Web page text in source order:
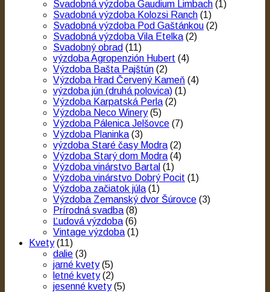
Svadobná výzdoba Gaudium Limbach (1)
Svadobná výzdoba Kolozsi Ranch (1)
Svadobná výzdoba Pod Gaštánkou (2)
Svadobná výzdoba Vila Etelka (2)
Svadobný obrad (11)
výzdoba Agropenzión Hubert (4)
Výzdoba Bašta Pajštún (2)
Výzdoba Hrad Červený Kameň (4)
výzdoba jún (druhá polovica) (1)
Výzdoba Karpatská Perla (2)
Výzdoba Neco Winery (5)
Výzdoba Pálenica Jelšovce (7)
Výzdoba Planinka (3)
výzdoba Staré časy Modra (2)
Výzdoba Starý dom Modra (4)
Výzdoba vinárstvo Bartal (1)
Výzdoba vinárstvo Dobrý Pocit (1)
Výzdoba začiatok júla (1)
Výzdoba Zemanský dvor Šúrovce (3)
Prírodná svadba (8)
Ľudová výzdoba (6)
Vintage výzdoba (1)
Kvety (11)
dalie (3)
jarné kvety (5)
letné kvety (2)
jesenné kvety (5)